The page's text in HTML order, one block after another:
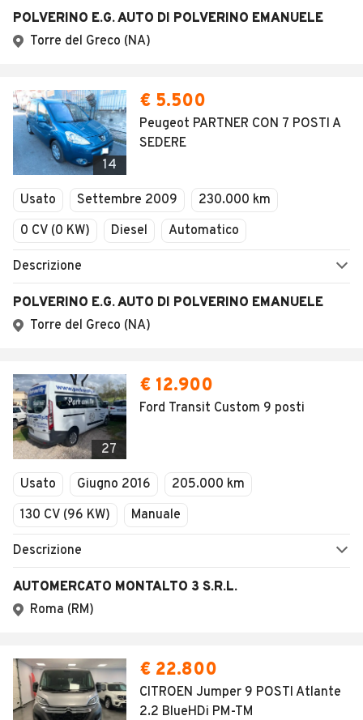
POLVERINO E.G. AUTO DI POLVERINO EMANUELE
Torre del Greco (NA)
14
€ 5.500
Peugeot PARTNER CON 7 POSTI A
SEDERE
Usato Settembre 2009
230.000 km
0 CV (0 KW)
Diesel Automatico
Descrizione
POLVERINO E.G. AUTO DI POLVERINO EMANUELE
Torre del Greco (NA)
27
€ 12.900
Ford Transit Custom 9 posti
Usato Giugno 2016
205.000 km
130 CV (96 KW)
Manuale
Descrizione
AUTOMERCATO MONTALTO 3 S.R.L.
Roma (RM)
€ 22.800
CITROEN Jumper 9 POSTI Atlante
2.2 BlueHDi PM-TM